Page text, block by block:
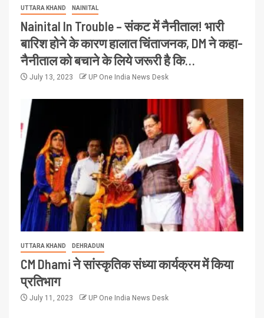
UTTARA KHAND NAINITAL
Nainital In Trouble – संकट में नैनीताल! भारी
बारिश होने के कारण हालात चिंताजनक, DM ने कहा-
नैनीताल को बचाने के लिये जरूरी है कि…
July 13, 2023 UP One India News Desk
UTTARA KHAND DEHRADUN
CM Dhami ने सांस्कृतिक संध्या कार्यक्रम में किया
प्रतिभाग
July 11, 2023 UP One India News Desk